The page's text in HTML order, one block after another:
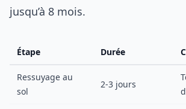
jusqu’à 8 mois.
Étape Durée
Ressuyage au
sol
2-3 jours